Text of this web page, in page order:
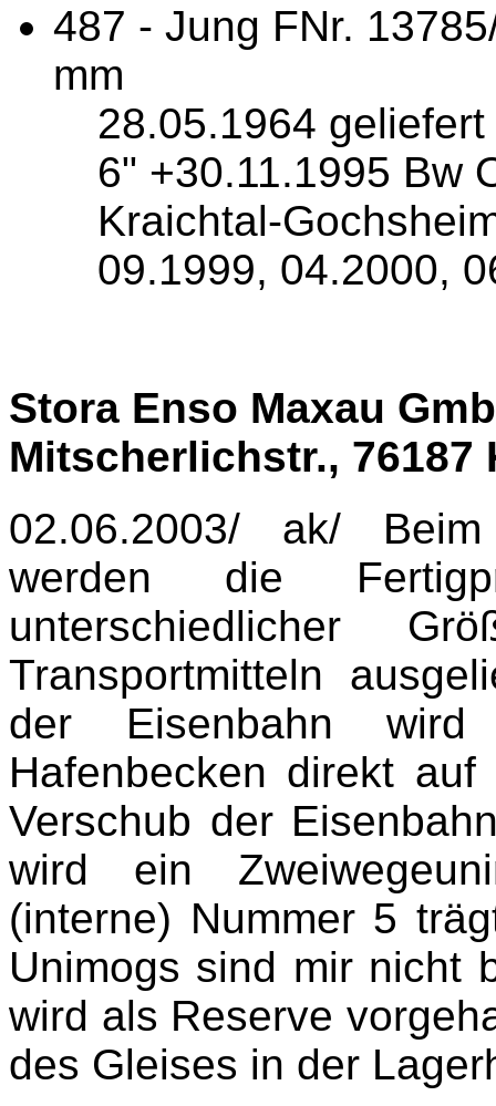
487 - Jung FNr.
mm
28.05.1964
6" +30.11.1995 Bw
Kraichtal-
09.1999, 04.2000,
Stora Enso Maxau
Mitscherlichstr., 76187
02.06.2003/ ak/ Beim
werden die
unterschiedlicher
Transportmitteln
der Eisenbahn
Hafenbecken direkt
Verschub der
wird ein
(interne) Nummer 5
Unimogs sind mir nicht
wird als Reserve
des Gleises in der